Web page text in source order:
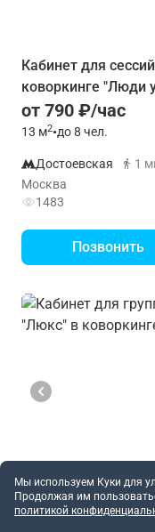
Кабинет для
коворкинге "Люди
от 790 ₽/час
13 м2•до 8 чел.
Достоевская
1
Москва
1483
Позвонить
Мы используем Куки для
Продолжая им
политикой